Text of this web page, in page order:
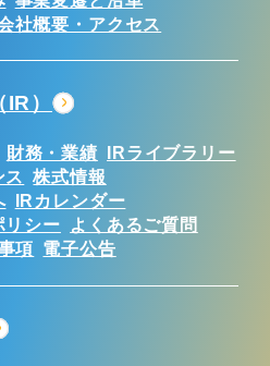
社概要・アクセス
）
財務・業績 IRライブラリー
株式情報
IRカレンダー
リシー
よくあるご質問
項 電子公告